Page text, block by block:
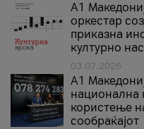
А1
оркестар
приказна
културно
03.07.2026
A1
национална
користење
сообраќајот